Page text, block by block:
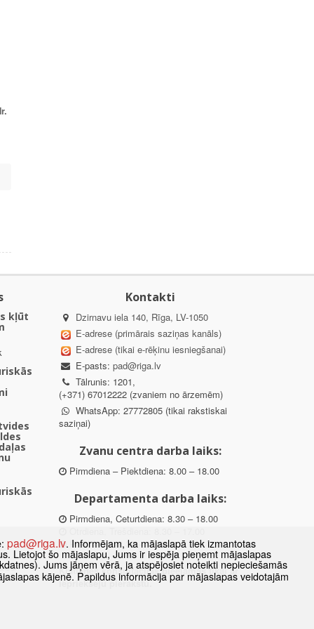
kļūt
Kontakti
Dzirnavu iela 140, Rīga, LV-1050
E-adrese (primārais saziņas kanāls)
E-adrese (tikai e-rēķinu iesniegšanai)
E-pasts: pad@riga.lv
Tālrunis: 1201,
(+371) 67012222 (zvaniem no ārzemēm)
WhatsApp: 27772805 (tikai rakstiskai
saziņai)
Zvanu centra darba laiks:
Pirmdiena – Piektdiena: 8.00 – 18.00
Departamenta darba laiks:
Pirmdiena, Ceturtdiena: 8.30 – 18.00
Piektdiena: 8.30 – 15.00
Klātienes konsultācijas pieejamas tikai ar
iepriekšēju pierakstu.
pad@riga.lv. Informējam, ka mājaslapā tiek izmantotas
Lietojot šo mājaslapu, Jums ir iespēja pieņemt mājaslapas
Jums jāņem vērā, ja atspējosiet noteikti nepieciešamās
kājenē. Papildus informācija par mājaslapas veidotajām